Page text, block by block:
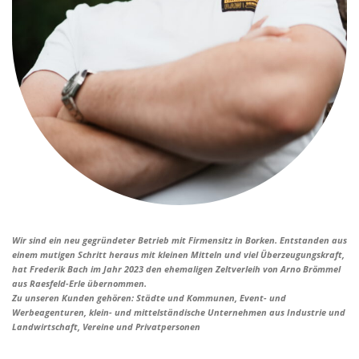
Wir sind ein neu gegründeter Betrieb mit Firmensitz in Borken. Entstanden aus
einem mutigen Schritt heraus mit kleinen Mitteln und viel Überzeugungskraft,
hat Frederik Bach im Jahr 2023 den ehemaligen Zeltverleih von Arno Brömmel
aus Raesfeld-Erle übernommen.
Zu unseren Kunden gehören: Städte und Kommunen, Event- und
Werbeagenturen, klein- und mittelständische Unternehmen aus Industrie und
Landwirtschaft, Vereine und Privatpersonen